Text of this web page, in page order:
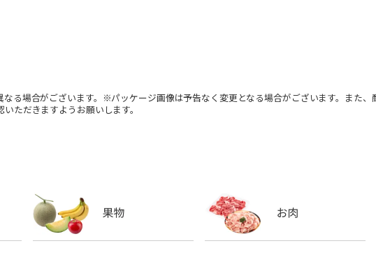
る場合がございます。※パッケージ画像は予告なく変更となる場合がございます。また
ただきますようお願いします。